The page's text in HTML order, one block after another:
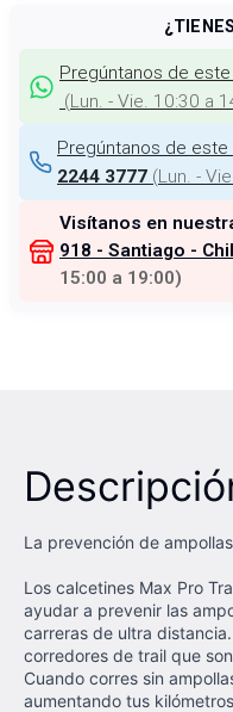
Pregúntanos de
(Lun. - Vie. 10:30 a
Pregúntanos de
2244 3777 (Lun. -
Visítanos en
918 - Santiago -
15:00 a 19:00)
La prevención de
Los calcetines Max Pro
ayudar a prevenir las
carreras de ultra
corredores de trail que
Cuando corres sin
aumentando tus